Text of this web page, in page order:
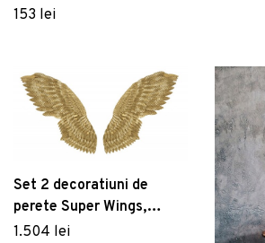
King, Mauro Ferretti, Ø13
153 lei
Set 2 decoratiuni de
perete Super Wings,
Mauro Ferretti, 60x146
1.504 lei